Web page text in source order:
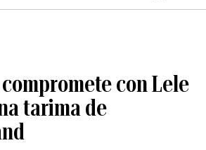
con Lele
tarima de